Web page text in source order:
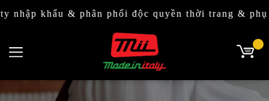
khẩu & phân phối độc quyền thời trang & phụ kiện